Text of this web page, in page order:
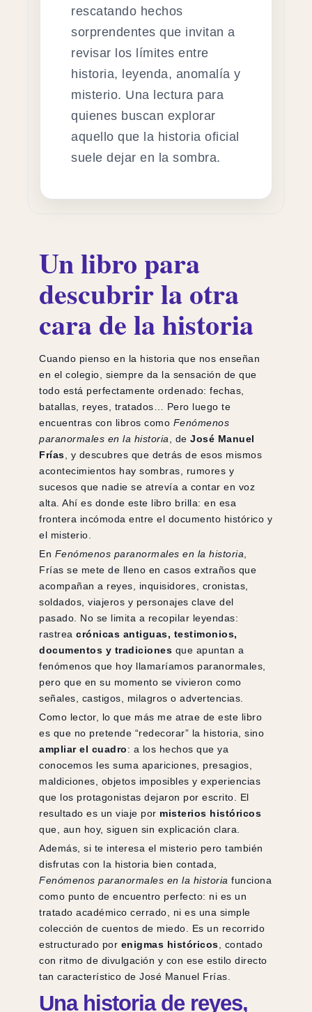
rescatando hechos
sorprendentes que invitan a
revisar los límites entre
historia, leyenda, anomalía y
misterio. Una lectura para
quienes buscan explorar
aquello que la historia oficial
suele dejar en la sombra.
Un libro para
descubrir la otra
cara de la historia
Cuando pienso en la historia que nos enseñan
en el colegio, siempre da la sensación de que
todo está perfectamente ordenado: fechas,
batallas, reyes, tratados… Pero luego te
encuentras con libros como Fenómenos
paranormales en la historia , de José Manuel
Frías , y descubres que detrás de esos mismos
acontecimientos hay sombras, rumores y
sucesos que nadie se atrevía a contar en voz
alta. Ahí es donde este libro brilla: en esa
frontera incómoda entre el documento histórico y
el misterio.
En Fenómenos paranormales en la historia
Frías se mete de lleno en casos extraños que
acompañan a reyes, inquisidores, cronistas,
soldados, viajeros y personajes clave del
pasado. No se limita a recopilar leyendas:
rastrea crónicas antiguas, testimonios,
documentos y tradiciones que apuntan a
fenómenos que hoy llamaríamos paranormales,
pero que en su momento se vivieron como
señales, castigos, milagros o advertencias.
Como lector, lo que más me atrae de este libro
es que no pretende “redecorar” la historia, sino
ampliar el cuadro: a los hechos que ya
conocemos les suma apariciones, presagios,
maldiciones, objetos imposibles y experiencias
que los protagonistas dejaron por escrito. El
resultado es un viaje por misterios históricos
que, aun hoy, siguen sin explicación clara.
Además, si te interesa el misterio pero también
disfrutas con la historia bien contada,
Fenómenos paranormales en la historia funciona
como punto de encuentro perfecto: ni es un
tratado académico cerrado, ni es una simple
colección de cuentos de miedo. Es un recorrido
estructurado por enigmas históricos , contado
con ritmo de divulgación y con ese estilo directo
tan característico de José Manuel Frías.
Una historia de reyes,